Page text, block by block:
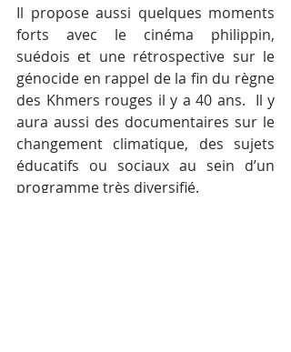
Il propose aussi quelques moments
forts avec le cinéma philippin,
suédois et une rétrospective sur le
génocide en rappel de la fin du règne
des Khmers rouges il y a 40 ans.  Il y
aura aussi des documentaires sur le
changement climatique, des sujets
éducatifs ou sociaux au sein d’un
programme très diversifié.